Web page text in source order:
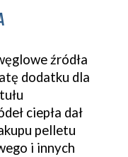
źródła
dodatku dla
ciepła dał
pelletu
i innych